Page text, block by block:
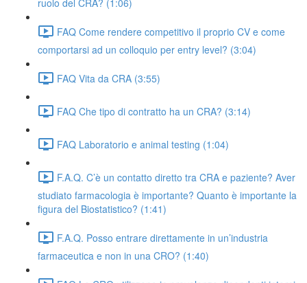
ruolo del CRA? (1:06)
FAQ Come rendere competitivo il proprio CV e come
comportarsi ad un colloquio per entry level? (3:04)
FAQ Vita da CRA (3:55)
FAQ Che tipo di contratto ha un CRA? (3:14)
FAQ Laboratorio e animal testing (1:04)
F.A.Q. C’è un contatto diretto tra CRA e paziente? Aver
studiato farmacologia è importante? Quanto è importante la
figura del Biostatistico? (1:41)
F.A.Q. Posso entrare direttamente in un’industria
farmaceutica e non in una CRO? (1:40)